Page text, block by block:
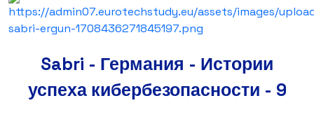
Sabri - Германия - Истории
успеха кибербезопасности - 9